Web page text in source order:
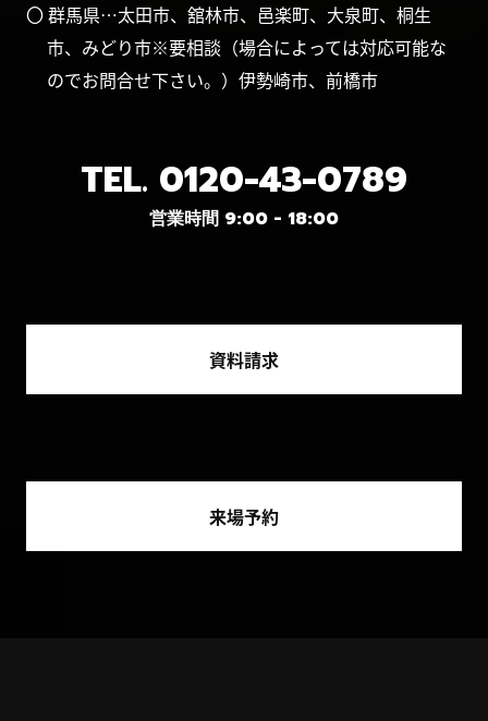
〇 群馬県…太田市、舘林市、邑楽町、大泉町、桐生
市、みどり市※要相談（場合によっては対応可能な
のでお問合せ下さい。）伊勢崎市、前橋市
TEL. 0120-43-0789
営業時間 9:00 - 18:00
資料請求
来場予約